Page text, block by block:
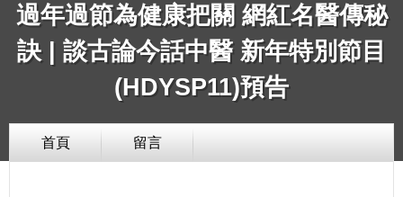
過年過節為健康把關 網紅名醫傳秘
訣 | 談古論今話中醫 新年特別節目
(HDYSP11)預告
首頁 留言